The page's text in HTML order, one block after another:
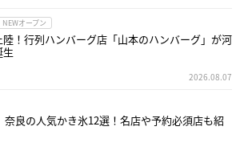
NEWオープン
！行列ハンバーグ店「山本のハンバーグ」が河
生
2026.08.07
奈良の人気かき氷12選！名店や予約必須店も紹